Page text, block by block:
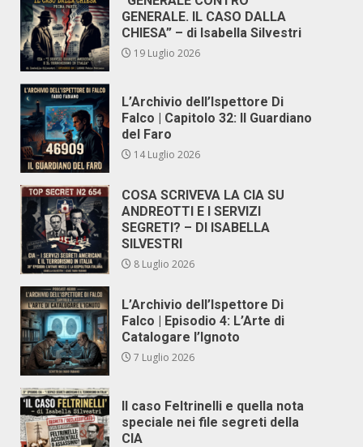
GENERALE. IL CASO DALLA
CHIESA” – di Isabella Silvestri
19 Luglio 2026
L’Archivio dell’Ispettore Di
Falco | Capitolo 32: Il Guardiano
del Faro
14 Luglio 2026
COSA SCRIVEVA LA CIA SU
ANDREOTTI E I SERVIZI
SEGRETI? – DI ISABELLA
SILVESTRI
8 Luglio 2026
L’Archivio dell’Ispettore Di
Falco | Episodio 4: L’Arte di
Catalogare l’Ignoto
7 Luglio 2026
Il caso Feltrinelli e quella nota
speciale nei file segreti della
CIA